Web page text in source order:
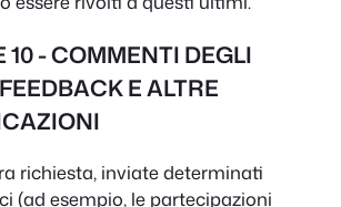
10 - COMMENTI DEGLI
E ALTRE
richiesta, inviate determinati
(ad esempio, le partecipazioni